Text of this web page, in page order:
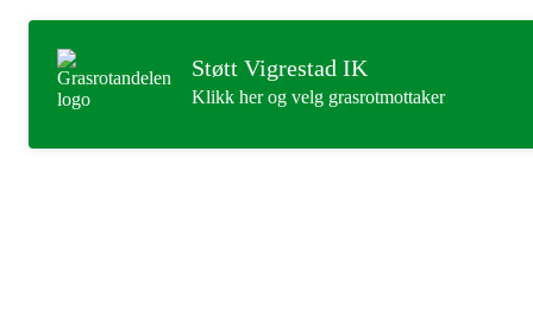
Støtt Vigrestad IK
Klikk her og velg grasrotmottaker